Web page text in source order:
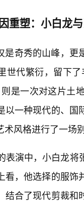
重塑：小白龙
是奇秀的山峰，
世代繁衍，留下
是一次对这片土
以一种现代的、
风格进行了一场
表演中，小白龙
看，他选择的服
结合了现代剪裁